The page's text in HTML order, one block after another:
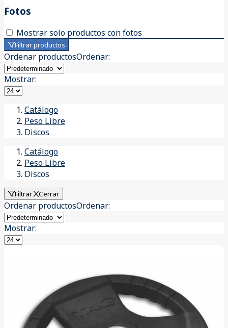
Fotos
Mostrar solo productos con fotos
Filtrar productos
Ordenar productosOrdenar:
Mostrar:
Catálogo
Peso Libre
Discos
Catálogo
Peso Libre
Discos
Filtrar Cerrar
Ordenar productosOrdenar:
Mostrar: